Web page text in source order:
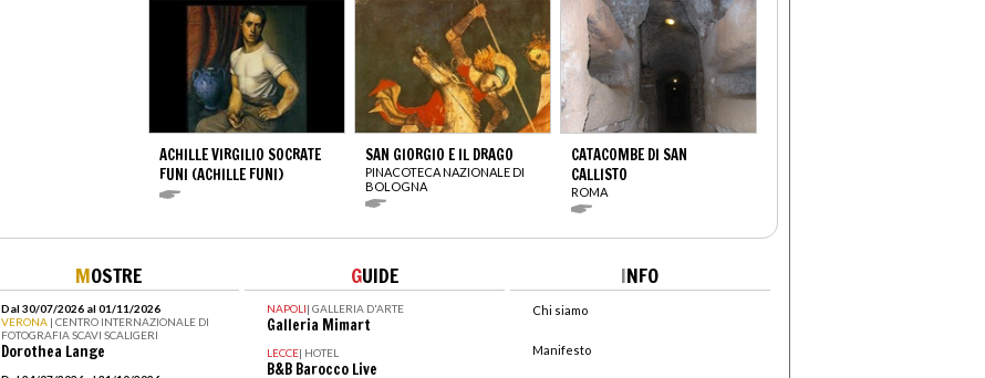
ACHILLE VIRGILIO SOCRATE
FUNI (ACHILLE FUNI)
SAN GIORGIO E IL DRAGO
PINACOTECA NAZIONALE DI
BOLOGNA
CATACOMBE DI SAN
CALLISTO
ROMA
MOSTRE
Dal 30/07/2026 al 01/11/2026
VERONA | CENTRO INTERNAZIONALE DI
FOTOGRAFIA SCAVI SCALIGERI
Dorothea Lange
GUIDE
NAPOLI| GALLERIA D'ARTE
Galleria Mimart
LECCE| HOTEL
B&B Barocco Live
INFO
Chi siamo
Manifesto